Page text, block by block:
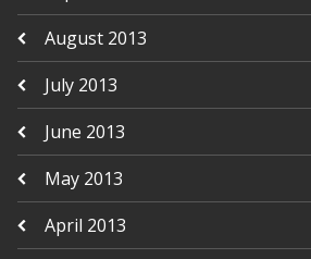
August 2013
July 2013
June 2013
May 2013
April 2013